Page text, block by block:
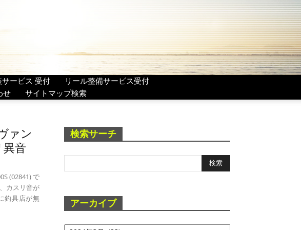
サービス 受付
リール整備サービス受付
せ サイトマップ検索
ァン
異音
(02841) で
カスリ音が
釣具店が無
検索サーチ
アーカイブ
ア